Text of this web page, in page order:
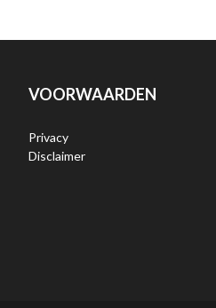
VOORWAARDEN
Privacy
Disclaimer